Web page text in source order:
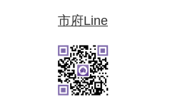
市府Line